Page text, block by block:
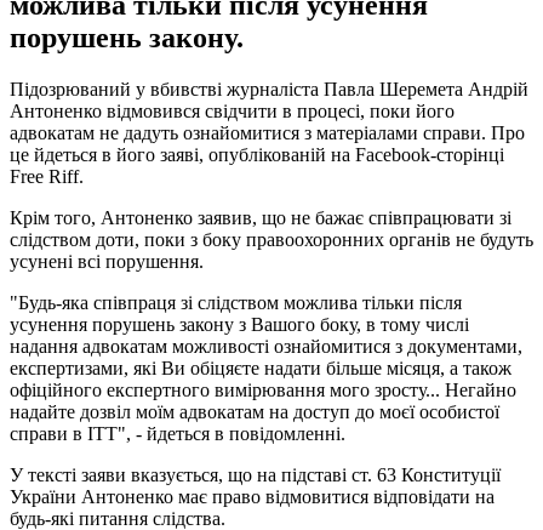
порушень закону.
Підозрюваний у вбивстві журналіста Павла Шеремета Андрій
Антоненко відмовився свідчити в процесі, поки його
адвокатам не дадуть ознайомитися з матеріалами справи. Про
це йдеться в його заяві, опублікованій на Facebook-сторінці
Free Riff.
Крім того, Антоненко заявив, що не бажає співпрацювати зі
слідством доти, поки з боку правоохоронних органів не будуть
усунені всі порушення.
"Будь-яка співпраця зі слідством можлива тільки після
усунення порушень закону з Вашого боку, в тому числі
надання адвокатам можливості ознайомитися з документами,
експертизами, які Ви обіцяєте надати більше місяця, а також
офіційного експертного вимірювання мого зросту... Негайно
надайте дозвіл моїм адвокатам на доступ до моєї особистої
справи в ІТТ", - йдеться в повідомленні.
У тексті заяви вказується, що на підставі ст. 63 Конституції
України Антоненко має право відмовитися відповідати на
будь-які питання слідства.